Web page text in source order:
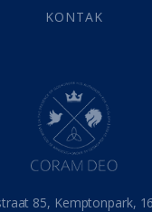
(142)
Hemel (31)
Israel (14)
Millennium(1)
Oordeelsdag(19)
Verheerlikte liggaam
KONTAK
85, Kemptonpark,